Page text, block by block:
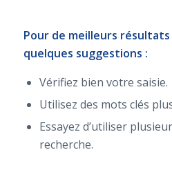
Pour de meilleurs
quelques suggestions :
Vérifiez bien votre saisie.
Utilisez des mots clés
Essayez d’utiliser
recherche.